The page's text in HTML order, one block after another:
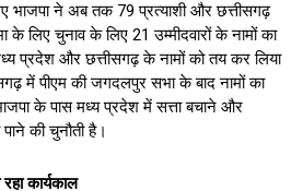
भाजपा ने अब तक 79 प्रत्याशी और छत्तीसगढ़
के लिए चुनाव के लिए 21 उम्मीदवारों के नामों का
प्रदेश और छत्तीसगढ़ के नामों को तय कर लिया
में पीएम की जगदलपुर सभा के बाद नामों का
के पास मध्य प्रदेश में सत्ता बचाने और
की चुनौती है।
कार्यकाल